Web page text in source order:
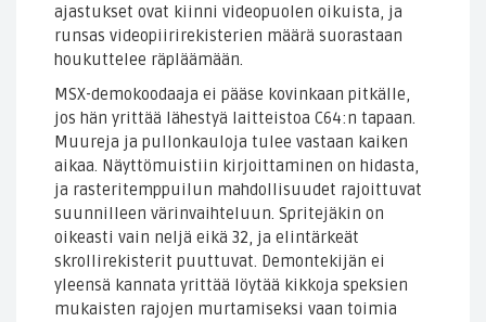
ajastukset ovat kiinni videopuolen oikuista, ja
runsas videopiirirekisterien määrä suorastaan
houkuttelee räpläämään.
MSX-demokoodaaja ei pääse kovinkaan pitkälle,
jos hän yrittää lähestyä laitteistoa C64:n tapaan.
Muureja ja pullonkauloja tulee vastaan kaiken
aikaa. Näyttömuistiin kirjoittaminen on hidasta,
ja rasteritemppuilun mahdollisuudet rajoittuvat
suunnilleen värinvaihteluun. Spritejäkin on
oikeasti vain neljä eikä 32, ja elintärkeät
skrollirekisterit puuttuvat. Demontekijän ei
yleensä kannata yrittää löytää kikkoja speksien
mukaisten rajojen murtamiseksi vaan toimia